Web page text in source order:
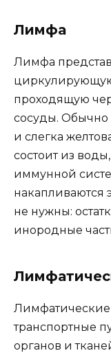
Лимфа
Лимфа
проходящую
сосуды. Обычно
и слегка
состоит из
иммунной
накапливаются
не нужны:
инородные
транспортные
органов и